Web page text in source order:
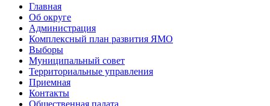
Главная
Об округе
Администрация
Комплексный план развития ЯМО
Выборы
Муниципальный совет
Территориальные управления
Приемная
Контакты
Общественная палата